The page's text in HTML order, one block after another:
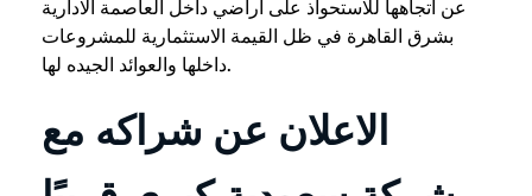
عن اتجاهها للاستحواذ على أراضي داخل العاصمة الادارية
بشرق القاهرة في ظل القيمة الاستثمارية للمشروعات
داخلها والعوائد الجيده لها.
الاعلان عن شراكه مع